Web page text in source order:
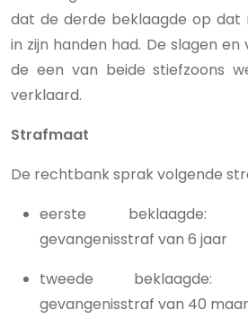
dat de derde beklaagde op dat
in zijn handen had. De slagen
de een van beide stiefzoons
verklaard.
Strafmaat
De rechtbank sprak volgende
eerste beklaagde:
gevangenisstraf van 6 jaar
tweede beklaagde:
gevangenisstraf van 40